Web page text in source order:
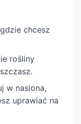
chcesz
rośliny
w nasiona,
uprawiać na